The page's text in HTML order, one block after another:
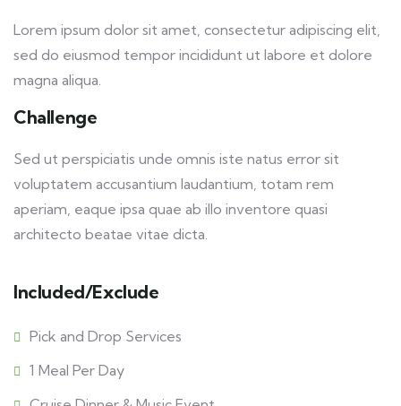
Lorem ipsum dolor sit amet, consectetur adipiscing elit,
sed do eiusmod tempor incididunt ut labore et dolore
magna aliqua.
Challenge
Sed ut perspiciatis unde omnis iste natus error sit
voluptatem accusantium laudantium, totam rem
aperiam, eaque ipsa quae ab illo inventore quasi
architecto beatae vitae dicta.
Included/Exclude
Pick and Drop Services
1 Meal Per Day